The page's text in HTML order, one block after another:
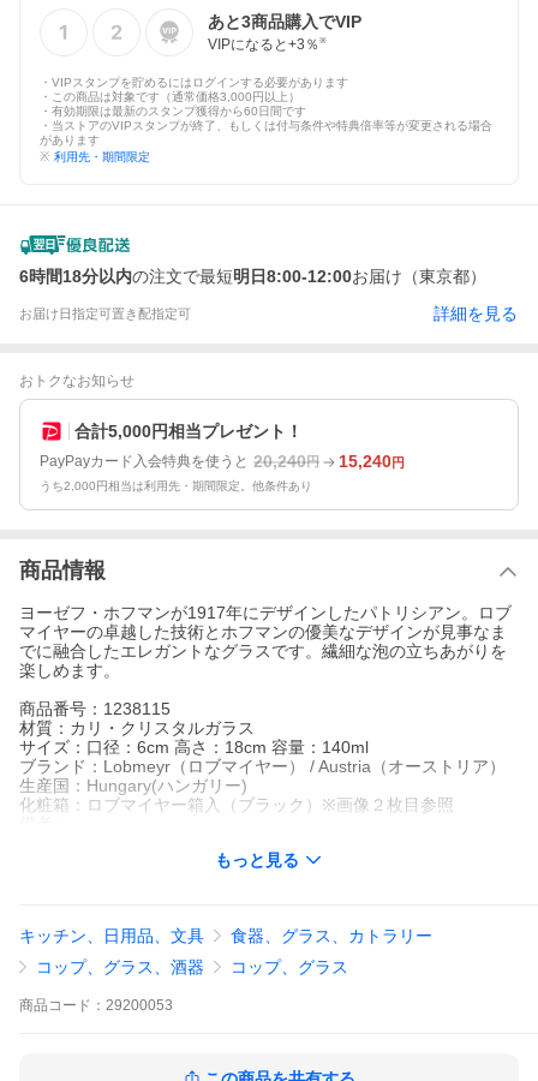
あと3商品購入でVIP
VIPになると+3 ％ ※
・VIPスタンプを貯めるにはログインする必要があります
・この商品は対象です（通常価格3,000円以上）
・有効期限は最新のスタンプ獲得から60日間です
・当ストアのVIPスタンプが終了、もしくは付与条件や特典倍率等が変更される場合
があります
※ 利用先・期間限定
6時間18分以内の注文で最短明日8:00-12:00お届け（東京都）
お届け日指定可置き配指定可 詳細を見る
おトクなお知らせ
合計5,000円相当プレゼント！
PayPayカード入会特典を使うと 20,240円 15,240円
うち2,000円相当は利用先・期間限定。他条件あり
商品情報
ヨーゼフ・ホフマンが1917年にデザインしたパトリシアン。ロブ
マイヤーの卓越した技術とホフマンの優美なデザインが見事なま
でに融合したエレガントなグラスです。繊細な泡の立ちあがりを
楽しめます。
商品番号：1238115
材質：カリ・クリスタルガラス
サイズ：口径：6cm 高さ：18cm 容量：140ml
ブランド：Lobmeyr（ロブマイヤー） / Austria（オーストリア）
生産国：Hungary(ハンガリー)
化粧箱：ロブマイヤー箱入（ブラック）※画像２枚目参照
気泡やガラスの揺らぎ、若干のがたつきがみられます。このグラ
北欧食器 イデール
もっと見る
キッチン、日用品、文具
食器、グラス、カトラリー
コップ、グラス、酒器
コップ、グラス
商品 コード： 29200053